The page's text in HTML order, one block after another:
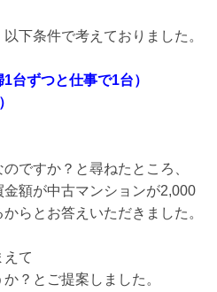
下条件で考えておりました。
台ずつと仕事で1台）
ですか？と尋ねたところ、
額が中古マンションが2,000
らとお答えいただきました。
えて
？とご提案しました。